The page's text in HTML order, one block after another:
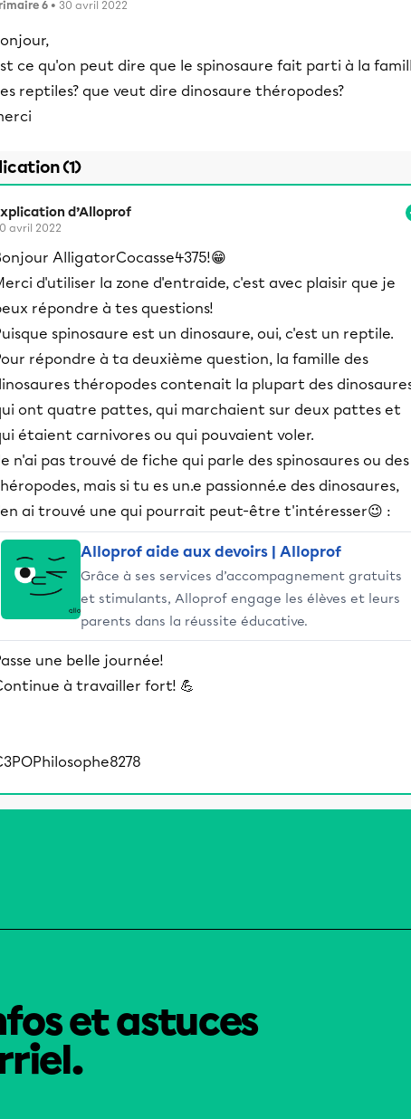
6 • 30 avril 2022
ce qu'on peut dire que le spinosaure fait parti à la
reptiles? que veut dire dinosaure théropodes?
(1)
d’Alloprof
avril 2022
AlligatorCocasse4375!😁
d'utiliser la zone d'entraide, c'est avec plaisir que je
répondre à tes questions!
spinosaure est un dinosaure, oui, c'est un reptile.
répondre à ta deuxième question, la famille des
théropodes contenait la plupart des
ont quatre pattes, qui marchaient sur deux pattes et
étaient carnivores ou qui pouvaient voler.
n'ai pas trouvé de fiche qui parle des spinosaures ou des
mais si tu es un.e passionné.e des dinosaures,
ai trouvé une qui pourrait peut-être t'intéresser😉 :
Alloprof aide aux devoirs | Alloprof
Grâce à ses services d’accompagnement gratuits
et stimulants, Alloprof engage les élèves et leurs
parents dans la réussite éducative.
une belle journée!
à travailler fort! 💪
et astuces